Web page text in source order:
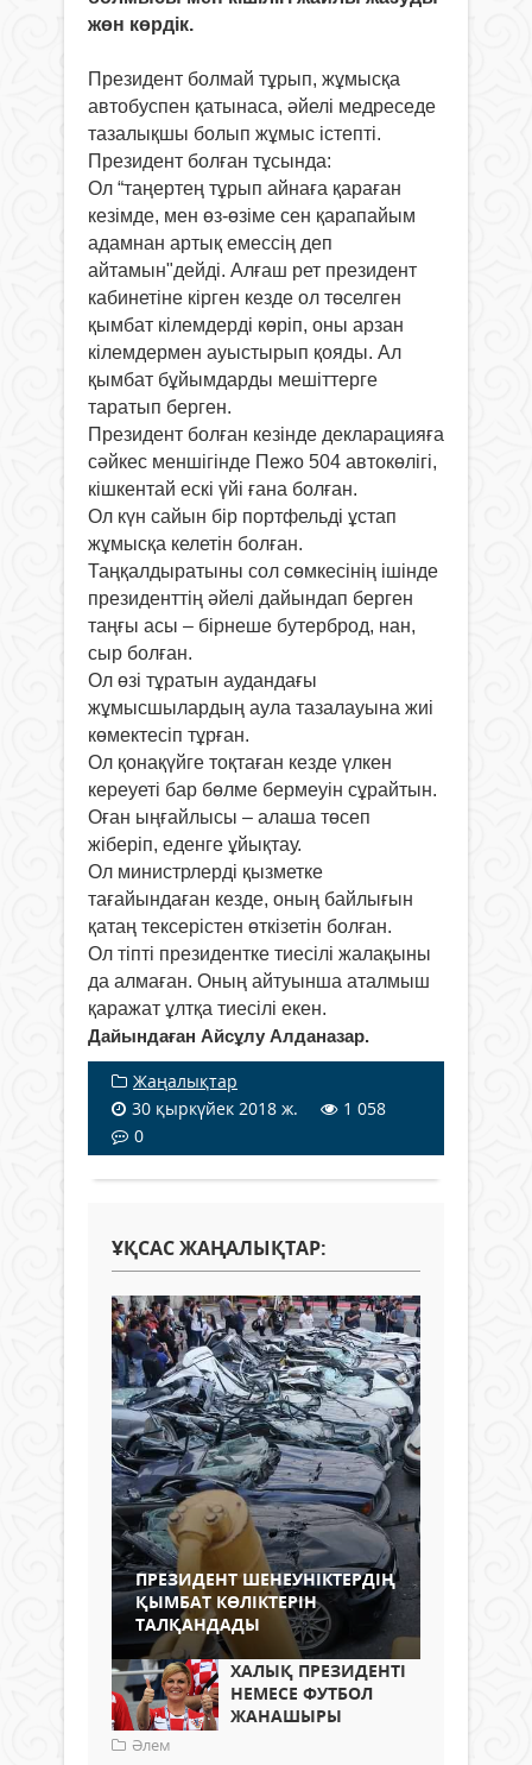
жөн көрдік.
Президент болмай тұрып, жұмысқа
автобуспен қатынаса, әйелі медреседе
тазалықшы болып жұмыс істепті.
Президент болған тұсында:
Ол “таңертең тұрып айнаға қараған
кезімде, мен өз-өзіме сен қарапайым
адамнан артық емессің деп
айтамын"дейді. Алғаш рет президент
кабинетіне кірген кезде ол төселген
қымбат кілемдерді көріп, оны арзан
кілемдермен ауыстырып қояды. Ал
қымбат бұйымдарды мешіттерге
таратып берген.
Президент болған кезінде декларацияға
сәйкес меншігінде Пежо 504 автокөлігі,
кішкентай ескі үйі ғана болған.
Ол күн сайын бір портфельді ұстап
жұмысқа келетін болған.
Таңқалдыратыны сол сөмкесінің ішінде
президенттің әйелі дайындап берген
таңғы асы – бірнеше бутерброд, нан,
сыр болған.
Ол өзі тұратын аудандағы
жұмысшылардың аула тазалауына жиі
көмектесіп тұрған.
Ол қонақүйге тоқтаған кезде үлкен
кереуеті бар бөлме бермеуін сұрайтын.
Оған ыңғайлысы – алаша төсеп
жіберіп, еденге ұйықтау.
Ол министрлерді қызметке
тағайындаған кезде, оның байлығын
қатаң тексерістен өткізетін болған.
Ол тіпті президентке тиесілі жалақыны
да алмаған. Оның айтуынша аталмыш
қаражат ұлтқа тиесілі екен.
Дайындаған Айсұлу Алданазар.
Жаңалықтар
30 қыркүйек 2018 ж.
1 058
0
ҰҚСАС ЖАҢАЛЫҚТАР:
ПРЕЗИДЕНТ ШЕНЕУНІКТЕРДІҢ
ҚЫМБАТ КӨЛІКТЕРІН
ТАЛҚАНДАДЫ
ХАЛЫҚ ПРЕЗИДЕНТІ
НЕМЕСЕ ФУТБОЛ
ЖАНАШЫРЫ
Әлем